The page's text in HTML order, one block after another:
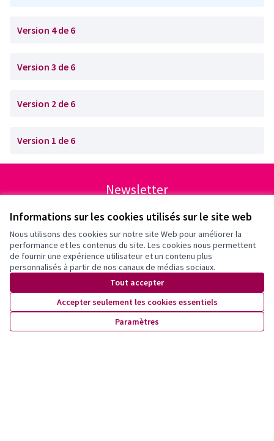
Informations sur les cookies utilisés sur le site web
Nous utilisons des cookies sur notre site Web pour améliorer la
performance et les contenus du site. Les cookies nous permettent
de fournir une expérience utilisateur et un contenu plus
personnalisés à partir de nos canaux de médias sociaux.
Tout accepter
Accepter seulement les cookies essentiels
Paramètres
Version 4 de 6
Version 3 de 6
Version 2 de 6
Version 1 de 6
Newsletter
Inscrivez-vous pour être tenu·e au courant de nos activités!